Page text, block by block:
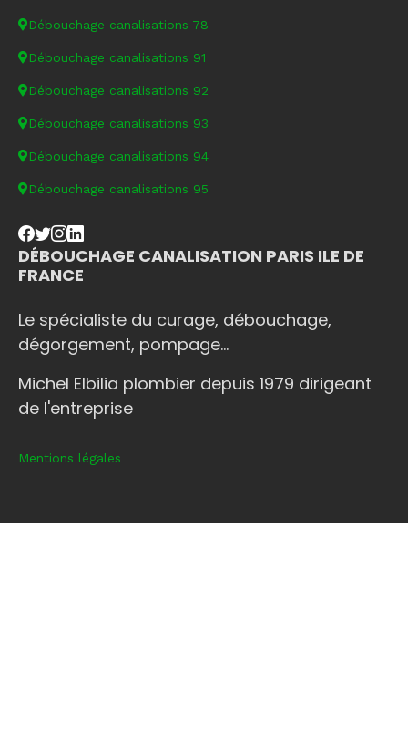
Débouchage canalisations 78
Débouchage canalisations 91
Débouchage canalisations 92
Débouchage canalisations 93
Débouchage canalisations 94
Débouchage canalisations 95
DÉBOUCHAGE CANALISATION PARIS ILE DE
FRANCE
Le spécialiste du curage, débouchage,
dégorgement, pompage...
Michel Elbilia plombier depuis 1979 dirigeant
de l'entreprise
Mentions légales